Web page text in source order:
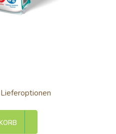
Lieferoptionen